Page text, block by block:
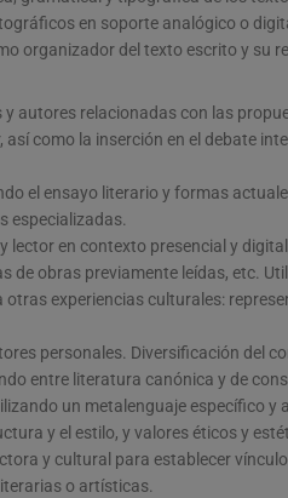
en soporte analógico o
organizador del texto escrito y su
autores relacionadas con las
como la inserción en el debate
el ensayo literario y formas
especializadas.
lector en contexto presencial y
de obras previamente leídas, etc.
experiencias culturales:
personales. Diversificación del
entre literatura canónica y de
un metalenguaje específico y
y el estilo, y valores éticos y
y cultural para establecer
o artísticas.